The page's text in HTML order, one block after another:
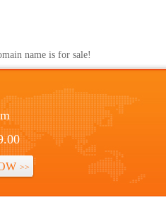
name is for sale!
>>